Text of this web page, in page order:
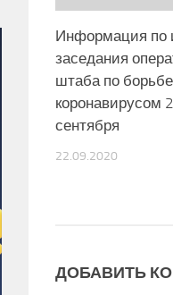
Информация по
заседания
штаба по
коронавирусом
сентября
22.09.2020
ДОБАВИТЬ